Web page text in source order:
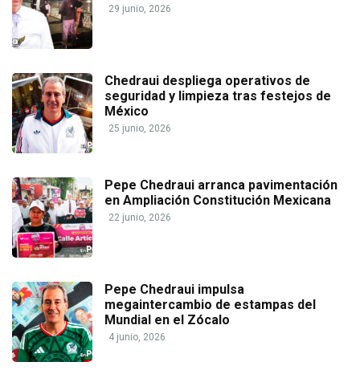
29 junio, 2026
Chedraui despliega operativos de
seguridad y limpieza tras festejos de
México
25 junio, 2026
Pepe Chedraui arranca pavimentación
en Ampliación Constitución Mexicana
22 junio, 2026
Pepe Chedraui impulsa
megaintercambio de estampas del
Mundial en el Zócalo
4 junio, 2026